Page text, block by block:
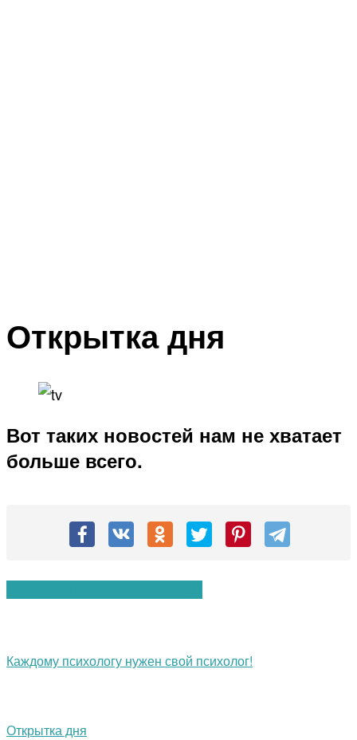
Открытка дня
Вот таких новостей нам не хватает
больше всего.
Каждому психологу нужен свой психолог!
Открытка дня